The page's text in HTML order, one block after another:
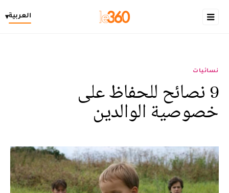
العربية▾
نسائيات
9 نصائح للحفاظ على
خصوصية الوالدين